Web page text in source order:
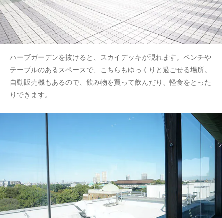
ハーブガーデンを抜けると、スカイデッキが現れます。ベンチや
テーブルのあるスペースで、こちらもゆっくりと過ごせる場所。
自動販売機もあるので、飲み物を買って飲んだり、軽食をとった
りできます。